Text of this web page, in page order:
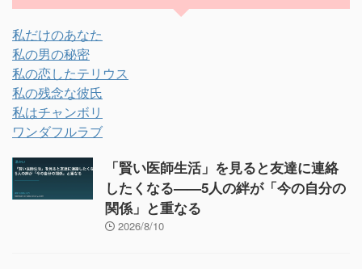
私だけのあなた
私の男の秘密
私の恋したテリウス
私の残念な彼氏
私はチャンボリ
ワンダフルラブ
「賢い医師生活」を見ると友達に連絡
したくなる——5人の絆が「今の自分の
関係」と重なる
2026/8/10